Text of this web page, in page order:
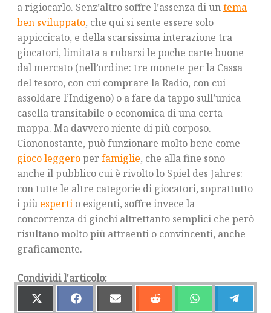
a rigiocarlo. Senz’altro soffre l’assenza di untema
ben sviluppato, che qui si sente essere solo
appiccicato, e della scarsissima interazione tra
giocatori, limitata a rubarsi le poche carte buone
dal mercato (nell’ordine: tre monete per la Cassa
del tesoro, con cui comprare la Radio, con cui
assoldare l’Indigeno) o a fare da tappo sull’unica
casella transitabile o economica di una certa
mappa. Ma davvero niente di più corposo.
Ciononostante, può funzionare molto bene come
gioco leggeroperfamiglie, che alla fine sono
anche il pubblico cui è rivolto lo Spiel des Jahres:
con tutte le altre categorie di giocatori, soprattutto
i più esperti o esigenti, soffre invece la
concorrenza di giochi altrettanto semplici che però
risultano molto più attraenti o convincenti, anche
graficamente.
Condividi l'articolo:
S
H
S
H
S
H
S
H
S
H
S
H